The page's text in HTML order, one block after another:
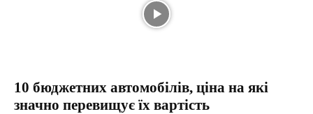
10 бюджетних автомобілів, ціна на які
значно перевищує їх вартість